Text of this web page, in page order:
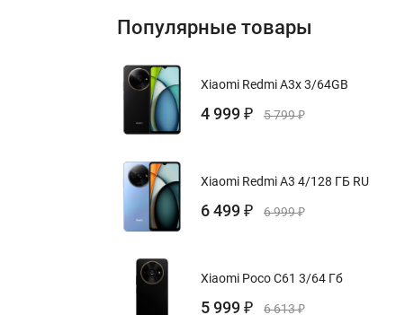
Популярные товары
Xiaomi Redmi A3x 3/64GB
4 999 ₽ 5 799₽
Xiaomi Redmi A3 4/128 ГБ RU
6 499 ₽ 6 999₽
Xiaomi Poco C61 3/64 Гб
5 999 ₽ 6 613₽